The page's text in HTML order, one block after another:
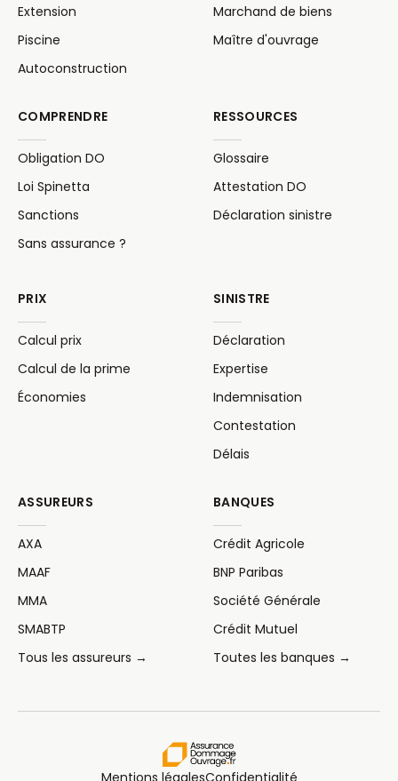
Extension
Piscine
Autoconstruction
Marchand de biens
Maître d'ouvrage
COMPRENDRE
Obligation DO
Loi Spinetta
Sanctions
Sans assurance ?
RESSOURCES
Glossaire
Attestation DO
Déclaration sinistre
PRIX
Calcul prix
Calcul de la prime
Économies
SINISTRE
Déclaration
Expertise
Indemnisation
Contestation
Délais
ASSUREURS
AXA
MAAF
MMA
SMABTP
Tous les assureurs →
BANQUES
Crédit Agricole
BNP Paribas
Société Générale
Crédit Mutuel
Toutes les banques →
Mentions légalesConfidentialité